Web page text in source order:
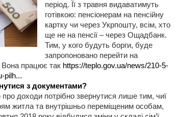
період. Її з травня видаватимуть
готівкою: пенсіонерам на пенсійну
картку чи через Укрпошту, всім, хто
ще не на пенсії – через Ощадбанк.
Тим, у кого будуть борги, буде
запропоновано перейти на
Вона працює так https://teplo.gov.ua/news/210-5-
pilh...
з документами?
доходи потрібно звернутися лише тим, чиї
житла та внутрішньо переміщеним особам,